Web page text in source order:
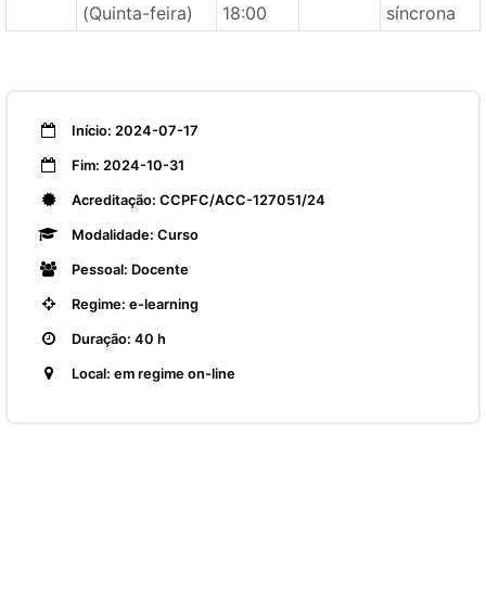
(Quinta-feira)
18:00
síncrona
Início: 2024-07-17
Fim: 2024-10-31
Acreditação: CCPFC/ACC-127051/24
Modalidade: Curso
Pessoal: Docente
Regime: e-learning
Duração: 40 h
Local: em regime on-line